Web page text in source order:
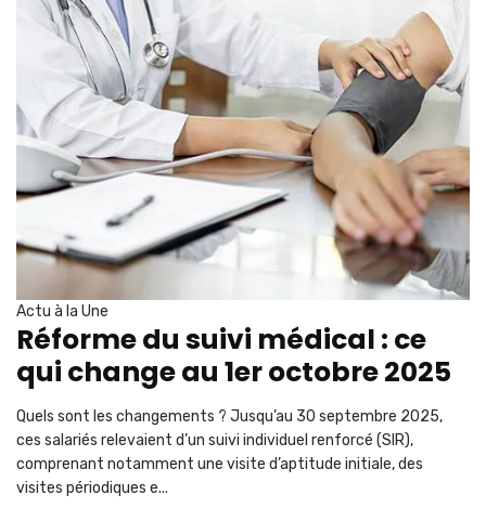
Actu à la Une
Réforme du suivi médical : ce
qui change au 1er octobre 2025
Quels sont les changements ? Jusqu’au 30 septembre 2025,
ces salariés relevaient d’un suivi individuel renforcé (SIR),
comprenant notamment une visite d’aptitude initiale, des
visites périodiques e...